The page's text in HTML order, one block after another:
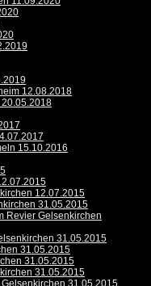
12.08.2018
20.05.2018
15.10.2016
12.07.2015
31.05.2015
Revier Gelsenkirchen
31.05.2015
31.05.2015
31.05.2015
31.05.2015